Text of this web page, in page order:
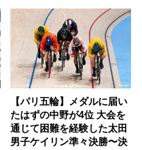
【パリ五輪】メダルに届い
たはずの中野が4位 大会を
通じて困難を経験した太田
男子ケイリン準々決勝〜決